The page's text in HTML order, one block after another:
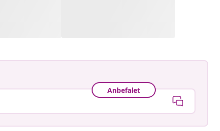
Understøttede betalingsmetoder